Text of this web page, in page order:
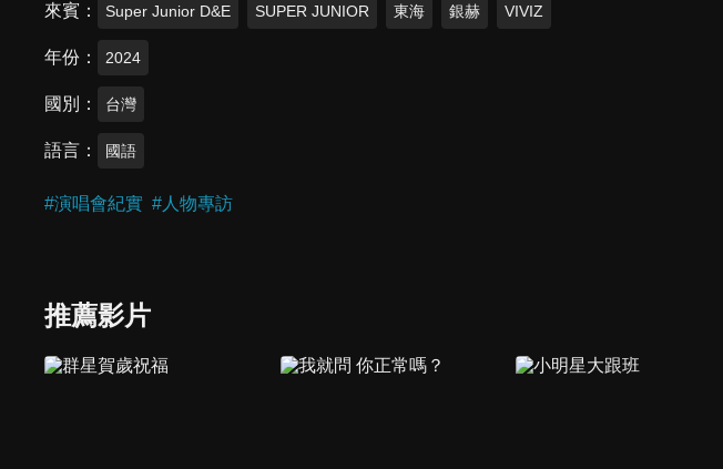
來賓 Super Junior D&E SUPER JUNIOR 東海 銀赫 VIVIZ
年份 2024
國別 台灣
語言 國語
#演唱會紀實 #人物專訪
推薦影片